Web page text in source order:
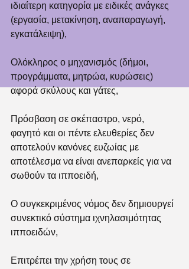
ιδιαίτερη κατηγορία με ειδικές ανάγκες
(εργασία, μετακίνηση, αναπαραγωγή,
εγκατάλειψη),
Ολόκληρος ο μηχανισμός (δήμοι,
προγράμματα, μητρώα, κυρώσεις)
αφορά σκύλους και γάτες,
Πρόσβαση σε σκέπαστρο, νερό,
φαγητό και οι πέντε ελευθερίες δεν
αποτελούν κανόνες ευζωίας με
αποτέλεσμα να είναι ανεπαρκείς για να
σωθούν τα ιπποειδή,
Ο συγκεκριμένος νόμος δεν δημιουργεί
συνεκτικό σύστημα ιχνηλασιμότητας
ιπποειδών,
Επιτρέπει την χρήση τους σε